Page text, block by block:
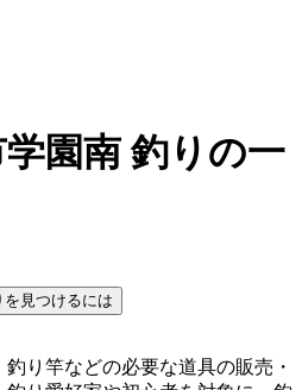
園南 釣りの一
を見つけるには
り竿などの必要な道具の販売・